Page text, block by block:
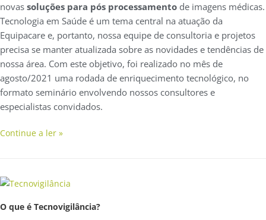
novas soluções para pós processamento de imagens médicas.
Tecnologia em Saúde é um tema central na atuação da
Equipacare e, portanto, nossa equipe de consultoria e projetos
precisa se manter atualizada sobre as novidades e tendências de
nossa área. Com este objetivo, foi realizado no mês de
agosto/2021 uma rodada de enriquecimento tecnológico, no
formato seminário envolvendo nossos consultores e
especialistas convidados.
Continue a ler »
O que é Tecnovigilância?